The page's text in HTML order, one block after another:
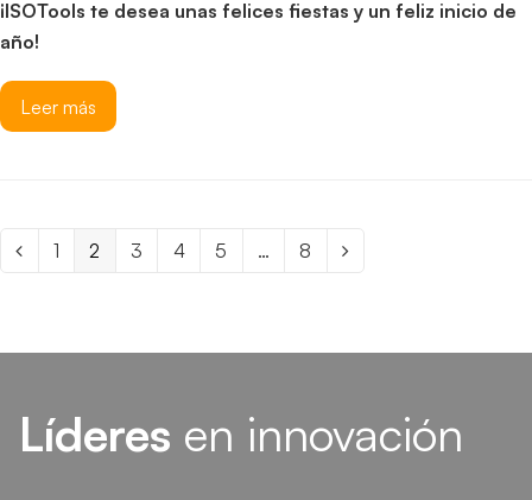
¡ISOTools te desea unas felices fiestas y un feliz inicio de
año!
Leer más
AnteriorPage
1 Page
2 Page
3 Page
4 Page
5 … Page
8
Líderes en innovación